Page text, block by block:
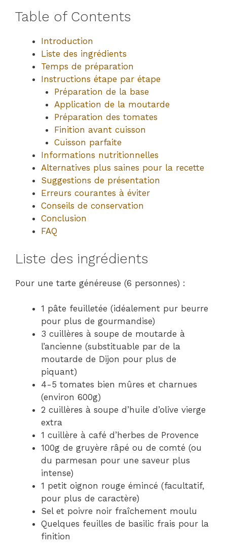
Table of Contents
Introduction
Liste des ingrédients
Temps de préparation
Instructions étape par étape
Préparation de la base
Application de la moutarde
Préparation des tomates
Finition avant cuisson
Cuisson parfaite
Informations nutritionnelles
Alternatives plus saines pour la recette
Suggestions de présentation
Erreurs courantes à éviter
Conseils de conservation
Conclusion
FAQ
Liste des ingrédients
Pour une tarte généreuse (6 personnes) :
1 pâte feuilletée (idéalement pur beurre
pour plus de gourmandise)
3 cuillères à soupe de moutarde à
l’ancienne (substituable par de la
moutarde de Dijon pour plus de
piquant)
4-5 tomates bien mûres et charnues
(environ 600g)
2 cuillères à soupe d’huile d’olive vierge
extra
1 cuillère à café d’herbes de Provence
100g de gruyère râpé ou de comté (ou
du parmesan pour une saveur plus
intense)
1 petit oignon rouge émincé (facultatif,
pour plus de caractère)
Sel et poivre noir fraîchement moulu
Quelques feuilles de basilic frais pour la
finition